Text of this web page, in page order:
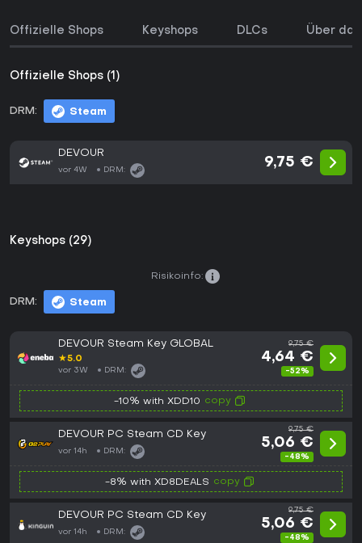
Offizielle Shops Keyshops DLCs Über
Offizielle Shops (1)
DRM: Steam
DEVOUR
vor 4W DRM:
9,75 €
Keyshops (29)
DRM: Steam
Risikoinfo:
DEVOUR Steam Key GLOBAL
★5.0
vor 3W DRM:
9,75 €
4,64 €
-52%
-10% with XDD10 copy
DEVOUR PC Steam CD Key
vor 14h DRM:
9,75 €
5,06 €
-48%
-8% with XD8DEALS copy
DEVOUR PC Steam CD Key
vor 14h DRM:
9,75 €
5,06 €
-48%